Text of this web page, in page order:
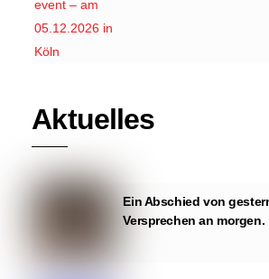
Aktuelles
Ein Abschied von
Versprechen an morgen.